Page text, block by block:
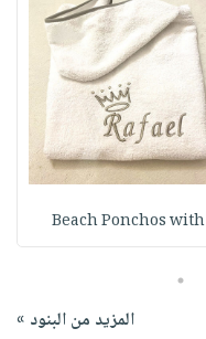
Beach Ponchos with
5
المزيد من البنود »